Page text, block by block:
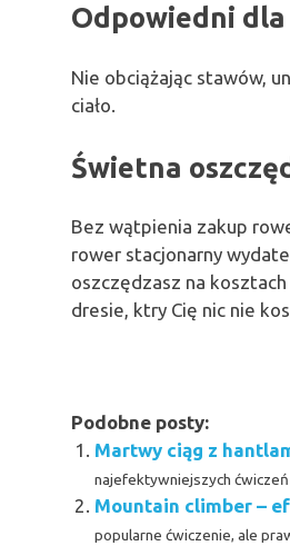
Odpowiedni dla
Nie obciążając stawów,
ciało.
Świetna
Bez wątpienia zakup
rower stacjonarny
oszczędzasz na
dresie, ktry Cię nic nie
Podobne posty:
Martwy ciąg z
najefektywniejszych
Mountain climber –
popularne ćwiczenie, ale